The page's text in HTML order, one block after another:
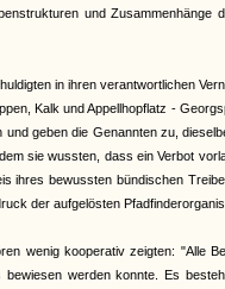
und Zusammenhänge
in ihren verantwortlichen
Kalk und Appellhopflatz -
geben die Genannten zu,
sie wussten, dass ein Verbot
ihres bewussten bündischen
der aufgelösten
wenig kooperativ zeigten: "Alle
werden konnte. Es